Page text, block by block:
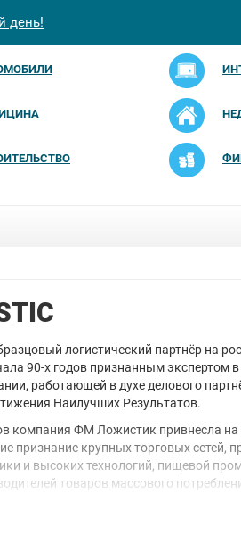
день!
логистический партнёр на
90-х годов признанным экспертом в
работающей в духе делового
Наилучших Результатов.
компания ФМ Ложистик привнесла на
признание крупных торговых сетей,
и высоких технологий, пищевой
товаров массового
входящих в цепь